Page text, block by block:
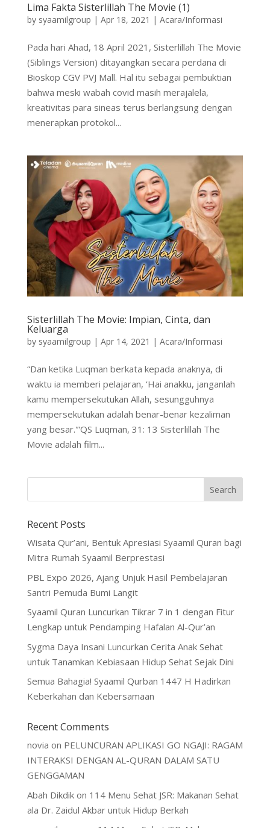
Lima Fakta Sisterlillah The Movie (1)
by syaamilgroup | Apr 18, 2021 | Acara/Informasi
Pada hari Ahad, 18 April 2021, Sisterlillah The Movie
(Siblings Version) ditayangkan secara perdana di
Bioskop CGV PVJ Mall. Hal itu sebagai pembuktian
bahwa meski wabah covid masih merajalela,
kreativitas para sineas terus berlangsung dengan
menerapkan protokol...
Sisterlillah The Movie: Impian, Cinta, dan
Keluarga
by syaamilgroup | Apr 14, 2021 | Acara/Informasi
“Dan ketika Luqman berkata kepada anaknya, di
waktu ia memberi pelajaran, ‘Hai anakku, janganlah
kamu mempersekutukan Allah, sesungguhnya
mempersekutukan adalah benar-benar kezaliman
yang besar.'”QS Luqman, 31: 13 Sisterlillah The
Movie adalah film...
Recent Posts
Wisata Qur’ani, Bentuk Apresiasi Syaamil Quran bagi
Mitra Rumah Syaamil Berprestasi
PBL Expo 2026, Ajang Unjuk Hasil Pembelajaran
Santri Pemuda Bumi Langit
Syaamil Quran Luncurkan Tikrar 7 in 1 dengan Fitur
Lengkap untuk Pendamping Hafalan Al-Qur’an
Sygma Daya Insani Luncurkan Cerita Anak Sehat
untuk Tanamkan Kebiasaan Hidup Sehat Sejak Dini
Semua Bahagia! Syaamil Qurban 1447 H Hadirkan
Keberkahan dan Kebersamaan
Recent Comments
novia on PELUNCURAN APLIKASI GO NGAJI: RAGAM
INTERAKSI DENGAN AL-QURAN DALAM SATU
GENGGAMAN
Abah Dikdikon 114 Menu Sehat JSR: Makanan Sehat
ala Dr. Zaidul Akbar untuk Hidup Berkah